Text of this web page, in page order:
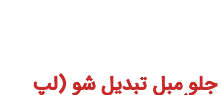
جلو مبل تبدیل شو (لپ